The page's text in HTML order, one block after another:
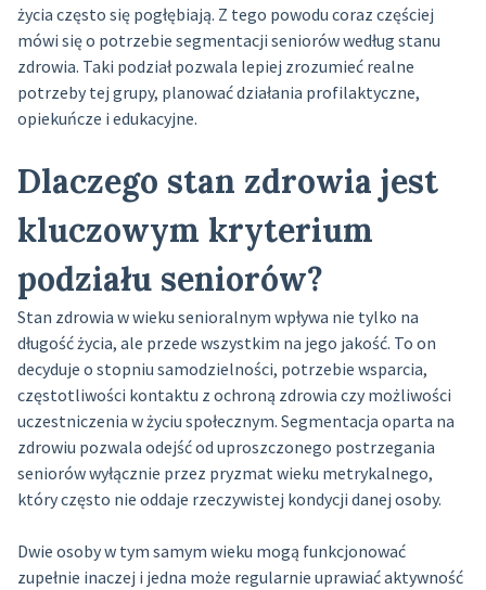
życia często się pogłębiają. Z tego powodu coraz częściej
mówi się o potrzebie segmentacji seniorów według stanu
zdrowia. Taki podział pozwala lepiej zrozumieć realne
potrzeby tej grupy, planować działania profilaktyczne,
opiekuńcze i edukacyjne.
Dlaczego stan zdrowia jest
kluczowym kryterium
podziału seniorów?
Stan zdrowia w wieku senioralnym wpływa nie tylko na
długość życia, ale przede wszystkim na jego jakość. To on
decyduje o stopniu samodzielności, potrzebie wsparcia,
częstotliwości kontaktu z ochroną zdrowia czy możliwości
uczestniczenia w życiu społecznym. Segmentacja oparta na
zdrowiu pozwala odejść od uproszczonego postrzegania
seniorów wyłącznie przez pryzmat wieku metrykalnego,
który często nie oddaje rzeczywistej kondycji danej osoby.
Dwie osoby w tym samym wieku mogą funkcjonować
zupełnie inaczej i jedna może regularnie uprawiać aktywność